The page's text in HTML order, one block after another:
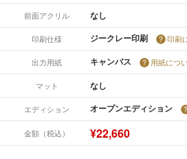
前面アクリル なし
印刷仕様 ジークレー印刷 印刷
出力用紙 キャンバス 用紙につ
マット なし
エディション オープンエディション
金額（税込） ¥22,660